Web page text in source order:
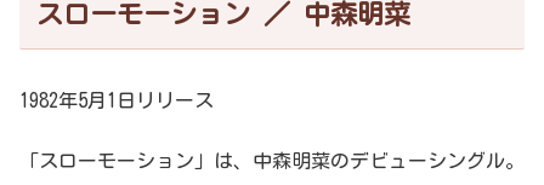
スローモーション ／ 中森明菜
1982年5月1日リリース
「スローモーション」は、中森明菜のデビューシングル。